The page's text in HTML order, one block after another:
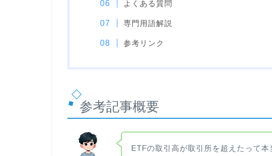
よくある質問
専門用語解説
参考リンク
参考記事概要
ETFの取引高が取引所を超えたって本